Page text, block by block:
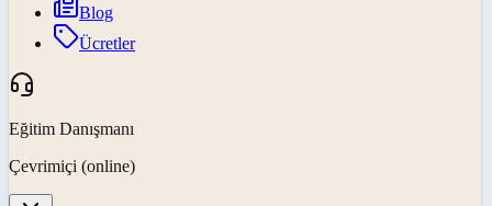
Blog
Ücretler
Eğitim Danışmanı
Çevrimiçi (online)